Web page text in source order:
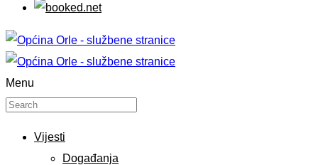
Menu
Vijesti
Događanja